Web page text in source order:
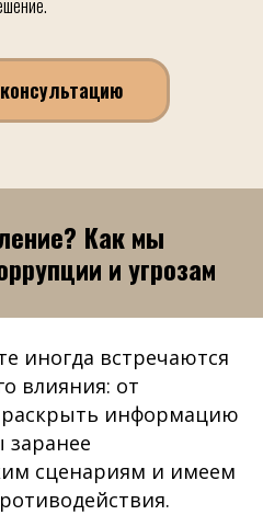
Как мы
и угрозам
иногда встречаются
влияния: от
раскрыть информацию
сценариям и имеем